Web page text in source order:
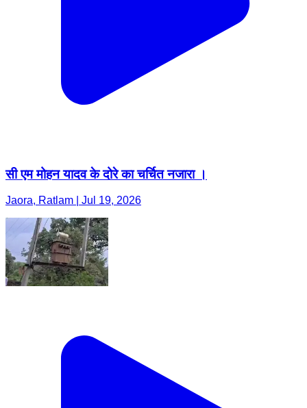
सी एम मोहन यादव के दोरे का चर्चित नजारा ।
Jaora, Ratlam | Jul 19, 2026